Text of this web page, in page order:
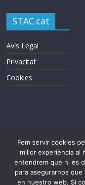
STAC.cat
Avís Legal
Privacitat
Cookies
Fem servir cookies
millor experiència al
entendrem que hi és
para asegurarnos
en nuestro web. Si